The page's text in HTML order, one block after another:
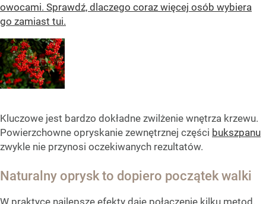
owocami. Sprawdź, dlaczego coraz więcej osób wybiera
go zamiast tui.
Kluczowe jest bardzo dokładne zwilżenie wnętrza krzewu.
Powierzchowne opryskanie zewnętrznej części bukszpanu
zwykle nie przynosi oczekiwanych rezultatów.
Naturalny oprysk to dopiero początek walki